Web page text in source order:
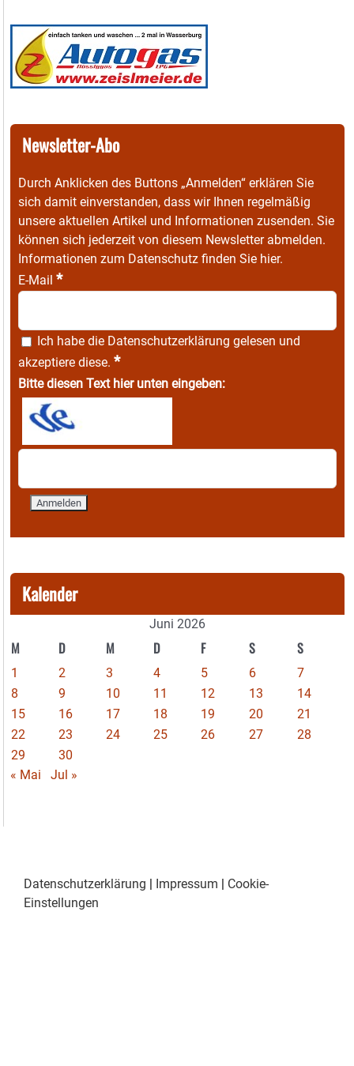
Newsletter-Abo
Durch Anklicken des Buttons „Anmelden“ erklären Sie
sich damit einverstanden, dass wir Ihnen regelmäßig
unsere aktuellen Artikel und Informationen zusenden. Sie
können sich jederzeit von diesem Newsletter abmelden.
Informationen zum Datenschutz finden Sie hier.
E-Mail *
Ich habe die Datenschutzerklärung gelesen und
akzeptiere diese. *
Bitte diesen Text hier unten eingeben:
Kalender
Juni 2026
M D M D F S S
1 2 3 4 5 6
7
8
9 10 11 12 13
14
15
16 17 18 19 20
21
22
23 24 25 26 27
28
29
30
« Mai
Jul »
Datenschutzerklärung | Impressum | Cookie-
Einstellungen